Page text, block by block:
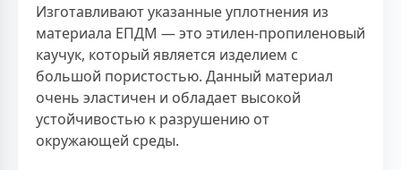
Изготавливают указанные уплотнения из
материала ЕПДМ — это этилен-пропиленовый
каучук, который является изделием с
большой пористостью. Данный материал
очень эластичен и обладает высокой
устойчивостью к разрушению от
окружающей среды.